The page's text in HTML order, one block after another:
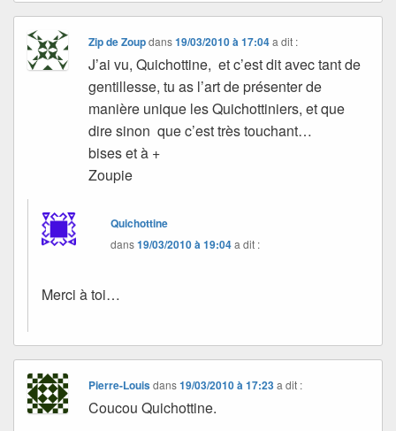
Zip de Zoupdans19/03/2010 à 17:04 a dit :
J’ai vu, Quichottine, et c’est dit avec tant de
gentillesse, tu as l’art de présenter de
manière unique les Quichottiniers, et que
dire sinon que c’est très touchant…
bises et à +
Zoupie
Quichottine
dans19/03/2010 à 19:04a dit :
Merci à toi…
Pierre-Louisdans19/03/2010 à 17:23 a dit :
Coucou Quichottine.